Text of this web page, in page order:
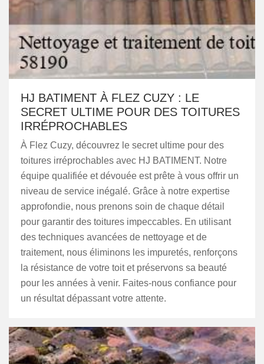
HJ BATIMENT À FLEZ CUZY : LE
SECRET ULTIME POUR DES TOITURES
IRRÉPROCHABLES
À Flez Cuzy, découvrez le secret ultime pour des
toitures irréprochables avec HJ BATIMENT. Notre
équipe qualifiée et dévouée est prête à vous offrir un
niveau de service inégalé. Grâce à notre expertise
approfondie, nous prenons soin de chaque détail
pour garantir des toitures impeccables. En utilisant
des techniques avancées de nettoyage et de
traitement, nous éliminons les impuretés, renforçons
la résistance de votre toit et préservons sa beauté
pour les années à venir. Faites-nous confiance pour
un résultat dépassant votre attente.